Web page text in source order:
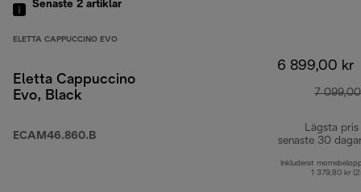
Senaste 2 artiklar
ELETTA CAPPUCCINO EVO
Eletta Cappuccino
Evo, Black
ECAM46.860.B
6 899,00 kr
7
Lägsta pris
senaste 30
Inkluderat
1 379,80 kr